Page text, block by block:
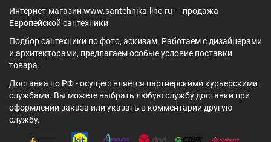
Интернет-магазин www.santehnika-line.ru — продажа
Европейской сантехники
Подбор сантехники по фото, эскизам. Работаем с дизайнерами
и архитекторами, предлагаем особые условие поставки
товара.
Доставка по РФ - осуществляется партнерскими курьерскими
службами. Вы можете выбрать любую службу доставки при
оформлении заказа или указать в комментарии другую
службу.